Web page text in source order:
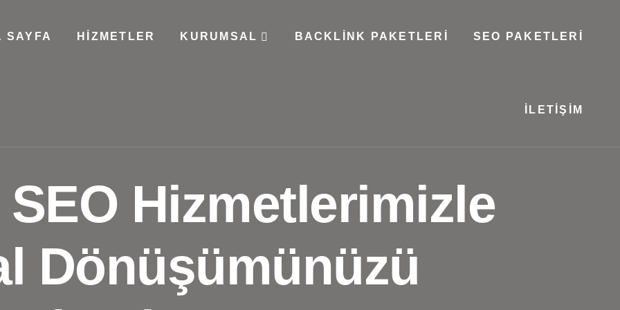
SAYFA HIZMETLER KURUMSAL BACKLINK PAKETLERI SEO PAKETLERI
İLETIŞIM
SEO Hizmetlerimizle
Dönüşümünüzü